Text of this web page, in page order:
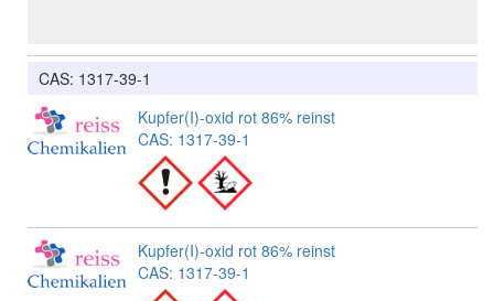
CAS: 1317-39-1
Kupfer(I)-oxid rot 86% reinst
CAS: 1317-39-1
Kupfer(I)-oxid rot 86% reinst
CAS: 1317-39-1